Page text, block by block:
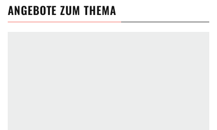
ANGEBOTE ZUM THEMA